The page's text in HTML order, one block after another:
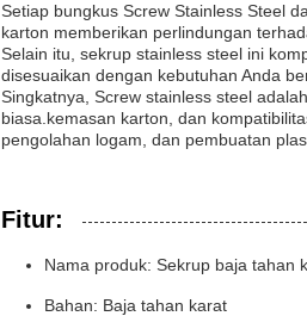
Setiap bungkus Screw Stainless Steel
karton memberikan perlindungan
Selain itu, sekrup stainless steel ini
disesuaikan dengan kebutuhan Anda
Singkatnya, Screw stainless steel
biasa.kemasan karton, dan
pengolahan logam, dan pembuatan
Fitur:
Nama produk: Sekrup baja tahan
Bahan: Baja tahan karat